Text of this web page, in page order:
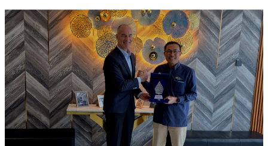
motor menjadi motor listrik, bengkel konversi dan
workshop milik PLN IP Services mendapat kunjungan dari
Badan Riset dan Inovasi Nasional (BRIN).